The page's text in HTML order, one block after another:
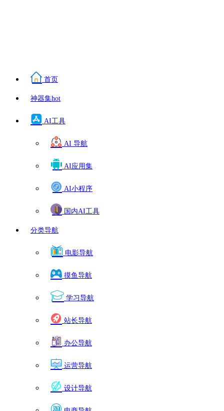
首页
神器集hot
AI工具
AI 导航
AI应用集
AI小程序
国内AI工具
分类导航
电影导航
摸鱼导航
学习导航
站长导航
办公导航
运营导航
设计导航